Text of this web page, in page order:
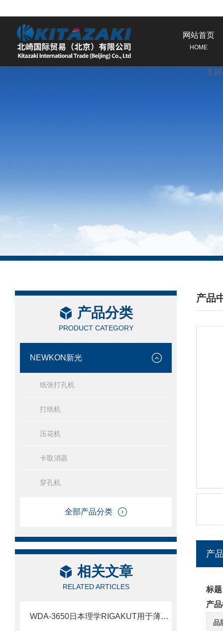
网站首页
HOME
产品分类
PRODUCT CATEGORY
NEWKON新光
纸张打孔机
打纸机
压花机
卡取消器
穿孔机
全部产品分类
相关文章
RELATED ARTICLES
WDA-3650日本理学RIGAKUT用于薄膜评估的 X 射线荧光光谱仪
产品
/
产
标
产
品
支